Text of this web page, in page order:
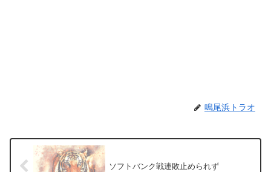
鳴尾浜トラオ
ソフトバンク戦連敗止められず